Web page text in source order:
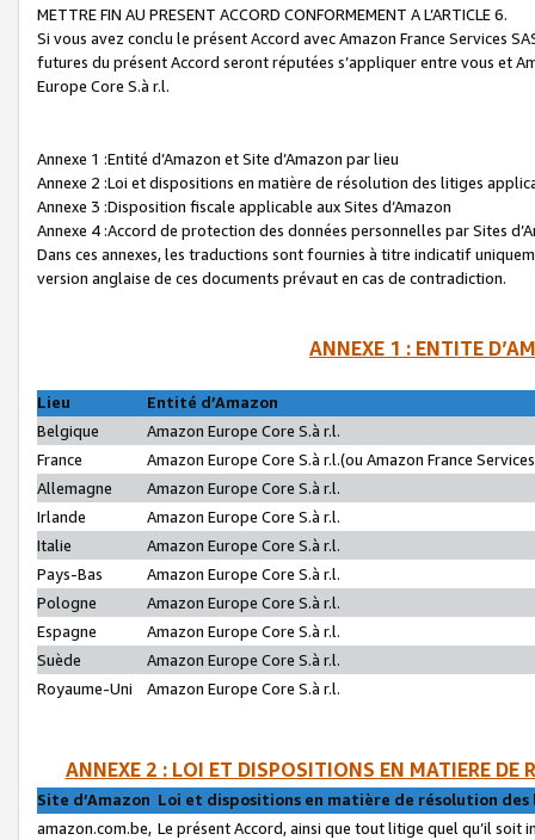
METTRE FIN AU PRESENT ACCORD CONFORMEMENT A L’ARTICLE 6.
Si vous avez conclu le présent Accord avec Amazon France Services
futures du présent Accord seront réputées s’appliquer entre vous et
Europe Core S.à r.l.
Annexe 1 :Entité d’Amazon et Site d’Amazon par lieu
Annexe 2 :Loi et dispositions en matière de résolution des litiges
Annexe 3 :Disposition fiscale applicable aux Sites d’Amazon
Annexe 4 :Accord de protection des données personnelles par Sites
Dans ces annexes, les traductions sont fournies à titre indicatif
version anglaise de ces documents prévaut en cas de contradiction.
ANNEXE 1 : ENTITE
Lieu
Entité d’Amazon
Belgique
Amazon Europe Core S.à r.l.
France
Amazon Europe Core S.à r.l.(ou Amazon France
Allemagne
Amazon Europe Core S.à r.l.
Irlande
Amazon Europe Core S.à r.l.
Italie
Amazon Europe Core S.à r.l.
Pays-Bas
Amazon Europe Core S.à r.l.
Pologne
Amazon Europe Core S.à r.l.
Espagne
Amazon Europe Core S.à r.l.
Suède
Amazon Europe Core S.à r.l.
Royaume-Uni
Amazon Europe Core S.à r.l.
ANNEXE 2 : LOI ET DISPOSITIONS EN MATIERE DE
Site d’Amazon Loi et dispositions en matière de résolution
amazon.com.be, Le présent Accord, ainsi que tout litige quel qu’il soit